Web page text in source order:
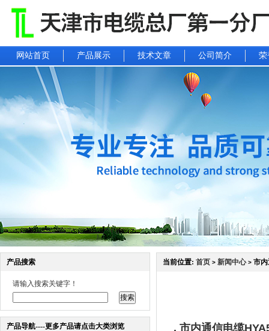
网站首页 产品展示 技术文章 公司简介 荣
产品搜索
请输入搜索关键字！
产品导航----更多产品请点击大类浏览
当前位置: 首页 > 新闻中心 > 市
. ‌市内通信电缆